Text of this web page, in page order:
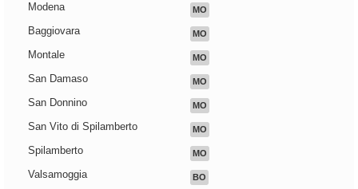
Modena MO
Baggiovara MO
Montale MO
San Damaso MO
San Donnino MO
San Vito di Spilamberto MO
Spilamberto MO
Valsamoggia BO